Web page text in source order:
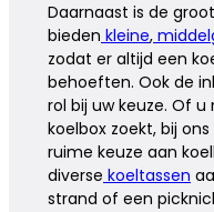
Daarnaast is de
bieden kleine,
zodat er altijd een
behoeften. Ook de
rol bij uw keuze. Of
koelbox zoekt, bij
ruime keuze aan
diverse koeltassen
strand of een